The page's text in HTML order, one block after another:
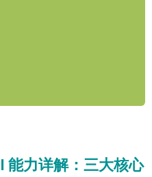
能力详解：三大核心